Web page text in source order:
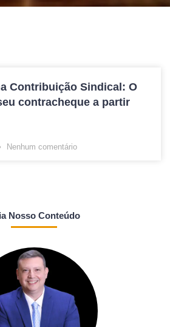
Contribuição Sindical: O
contracheque a partir
Nenhum comentário
Nosso Conteúdo